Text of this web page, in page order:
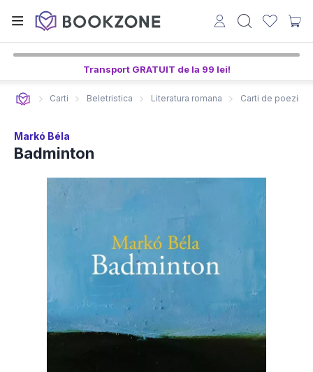
Transport GRATUIT de la 99 lei!
Carti Beletristica Literatura romana Carti de poezii
Markó Béla
Badminton